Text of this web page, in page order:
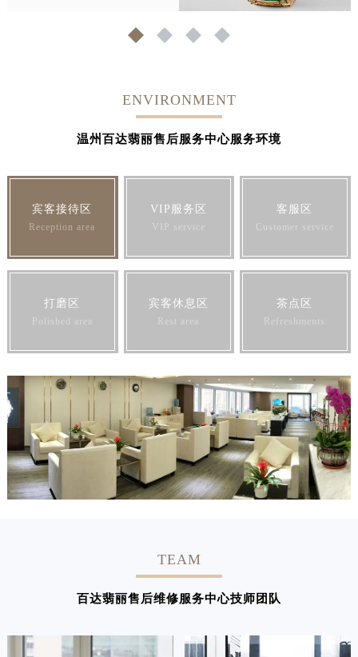
1 2 3 4
ENVIRONMENT
温州百达翡丽售后服务中心服务环境
宾客接待区
Reception area
VIP服务区
VIP service
客服区
Customer service
打磨区
Polished area
宾客休息区
Rest area
茶点区
Refreshments
TEAM
百达翡丽售后维修服务中心技师团队